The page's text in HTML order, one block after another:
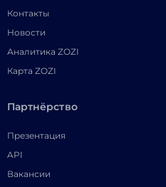
Контакты
Новости
Аналитика ZOZI
Карта ZOZI
Партнёрство
Презентация
API
Вакансии